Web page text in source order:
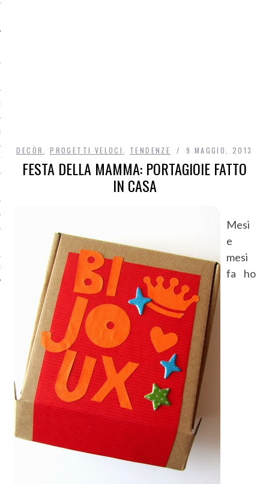
DI ACCESSO AI DATI
DECÒR ,PROGETTI VELOCI TENDENZE 9 MAGGIO, 2013
FESTA DELLA MAMMA: PORTAGIOIE FATTO
IN CASA
Mesi
e
mesi
fa ho